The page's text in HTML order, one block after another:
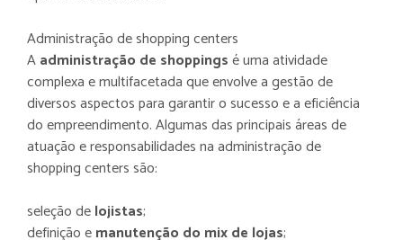
Administração de shopping centers
Aadministração de shoppingsé uma atividade
complexa e multifacetada que envolve a gestão de
diversos aspectos para garantir o sucesso e a eficiência
do empreendimento. Algumas das principais áreas de
atuação e responsabilidades na administração de
shopping centers são:
seleção delojistas;
definição emanutenção do mix de lojas;